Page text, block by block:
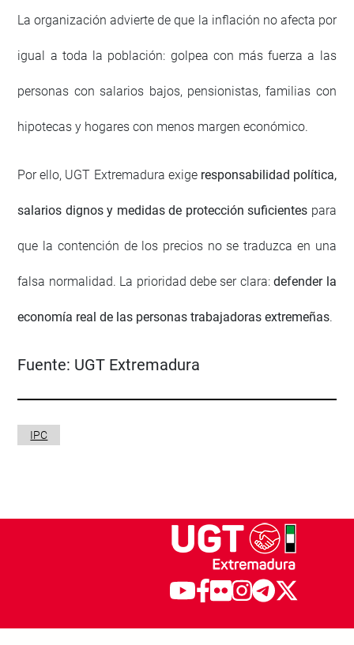
La organización advierte de que la inflación no afecta por
igual a toda la población: golpea con más fuerza a las
personas con salarios bajos, pensionistas, familias con
hipotecas y hogares con menos margen económico.
Por ello, UGT Extremadura exige responsabilidad política,
salarios dignos y medidas de protección suficientes para
que la contención de los precios no se traduzca en una
falsa normalidad. La prioridad debe ser clara:defender la
economía real de las personas trabajadoras extremeñas.
Fuente: UGT Extremadura
IPC